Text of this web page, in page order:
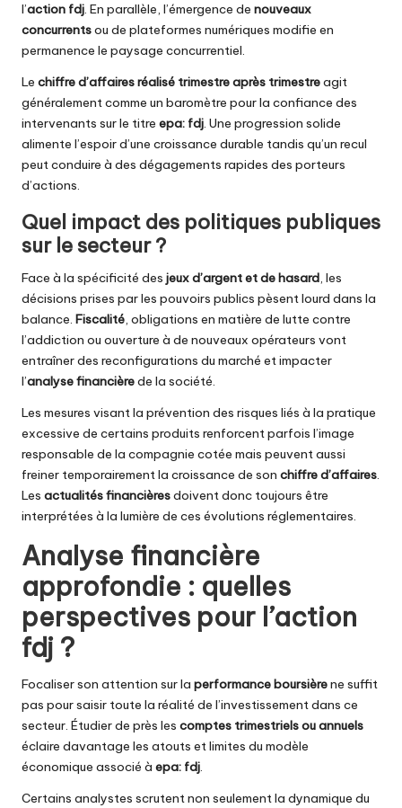
l’action fdj. En parallèle, l’émergence de nouveaux
concurrentsou de plateformes numériques modifie en
permanence le paysage concurrentiel.
Le chiffre d’affaires réalisé trimestre après trimestreagit
généralement comme un baromètre pour la confiance des
intervenants sur le titre epa: fdj. Une progression solide
alimente l’espoir d’une croissance durable tandis qu’un recul
peut conduire à des dégagements rapides des porteurs
d’actions.
Quel impact des politiques publiques
sur le secteur ?
Face à la spécificité des jeux d’argent et de hasard, les
décisions prises par les pouvoirs publics pèsent lourd dans la
balance. Fiscalité, obligations en matière de lutte contre
l’addiction ou ouverture à de nouveaux opérateurs vont
entraîner des reconfigurations du marché et impacter
l’analyse financièrede la société.
Les mesures visant la prévention des risques liés à la pratique
excessive de certains produits renforcent parfois l’image
responsable de la compagnie cotée mais peuvent aussi
freiner temporairement la croissance de son chiffre d’affaires.
Les actualités financièresdoivent donc toujours être
interprétées à la lumière de ces évolutions réglementaires.
Analyse financière
approfondie : quelles
perspectives pour l’action
fdj ?
Focaliser son attention sur la performance boursièrene suffit
pas pour saisir toute la réalité de l’investissement dans ce
secteur. Étudier de près les comptes trimestriels ou annuels
éclaire davantage les atouts et limites du modèle
économique associé à epa: fdj.
Certains analystes scrutent non seulement la dynamique du